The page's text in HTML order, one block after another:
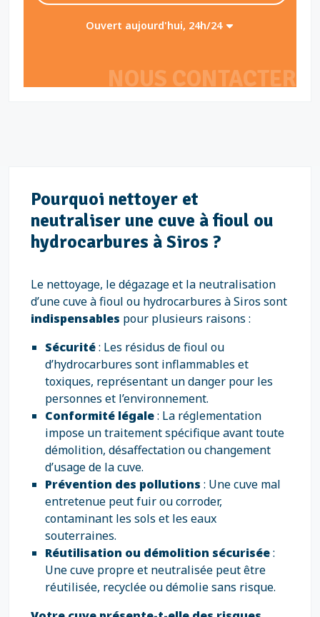
NOUS CONTACTER
Ouvert aujourd'hui, 24h/24
Pourquoi nettoyer et
neutraliser une cuve à fioul ou
hydrocarbures à Siros ?
Le nettoyage, le dégazage et la neutralisation
d’une cuve à fioul ou hydrocarbures à Siros sont
indispensables pour plusieurs raisons :
Sécurité: Les résidus de fioul ou
d’hydrocarbures sont inflammables et
toxiques, représentant un danger pour les
personnes et l’environnement.
Conformité légale: La réglementation
impose un traitement spécifique avant toute
démolition, désaffectation ou changement
d’usage de la cuve.
Prévention des pollutions : Une cuve mal
entretenue peut fuir ou corroder,
contaminant les sols et les eaux
souterraines.
Réutilisation ou démolition sécurisée:
Une cuve propre et neutralisée peut être
réutilisée, recyclée ou démolie sans risque.